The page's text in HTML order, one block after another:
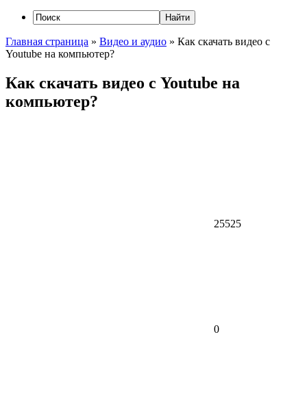
Главная страница » Видео и аудио » Как скачать видео с
Youtube на компьютер?
Как скачать видео с Youtube на
компьютер?
25525
0